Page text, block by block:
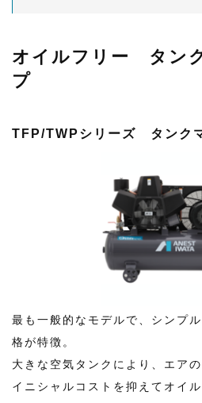
オイルフリー タン
プ
TFP/TWPシリーズ タンク
最も一般的なモデルで、シンプ
格が特徴。
大きな空気タンクにより、エア
イニシャルコストを抑えてオイ